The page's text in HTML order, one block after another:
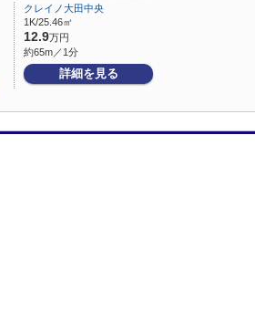
クレイノ大田中央
1K/25.46㎡
12.9万円
約65m／1分
詳細を見る